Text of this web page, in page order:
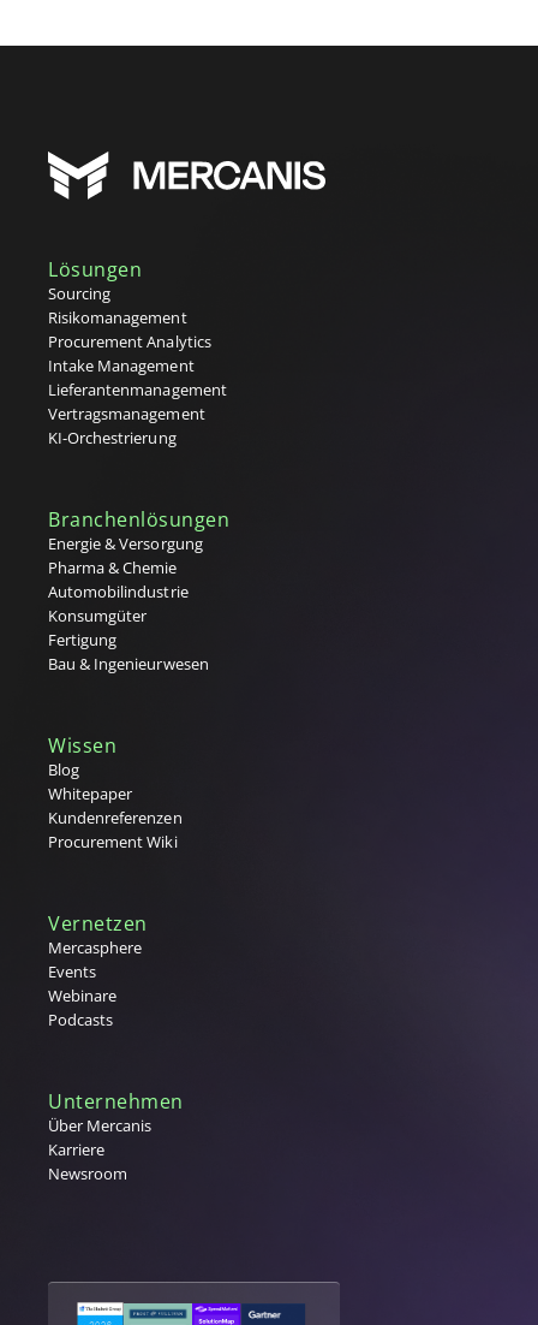
Lösungen
Sourcing
Risikomanagement
Procurement Analytics
Intake Management
Lieferantenmanagement
Vertragsmanagement
KI-Orchestrierung
Branchenlösungen
Energie & Versorgung
Pharma & Chemie
Automobilindustrie
Konsumgüter
Fertigung
Bau & Ingenieurwesen
Wissen
Blog
Whitepaper
Kundenreferenzen
Procurement Wiki
Vernetzen
Mercasphere
Events
Webinare
Podcasts
Unternehmen
Über Mercanis
Karriere
Newsroom